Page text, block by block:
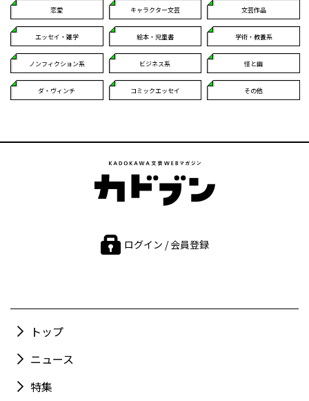
恋愛 キャラクター文芸 文芸作品
エッセイ・雑学 絵本・児童書 学術・教養系
ノンフィクション系 ビジネス系 怪と幽
ダ・ヴィンチ コミックエッセイ その他
ログイン / 会員登録
トップ
ニュース
特集